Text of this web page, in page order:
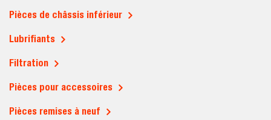
Pièces de châssis inférieur
Lubrifiants
Filtration
Pièces pour accessoires
Pièces remises à neuf